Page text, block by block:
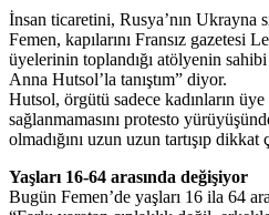
İnsan ticaretini, Rusya’nın Ukrayna
Femen, kapılarını Fransız
üyelerinin toplandığı atölyenin
Anna Hutsol’la tanıştım” diyor.
Hutsol, örgütü sadece kadınların
sağlanmamasını protesto
olmadığını uzun uzun tartışıp
Yaşları 16-64 arasında değişiyor
Bugün Femen’de yaşları 16 ila 64